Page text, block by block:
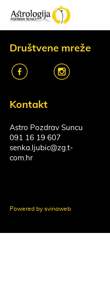
Društvene mreže
k o
Kontakt
Astro Pozdrav Suncu
091 16 19 607
senka.ljubic@zg.t-
com.hr
Powered by svinaweb